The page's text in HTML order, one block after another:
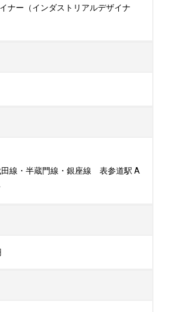
ナー（インダストリアルデザイナ
線・半蔵門線・銀座線　表参道駅 A